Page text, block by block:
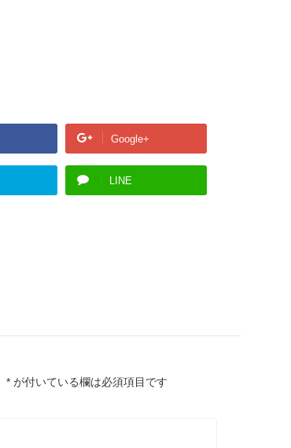
Google+
LINE
* が付いている欄は必須項目です